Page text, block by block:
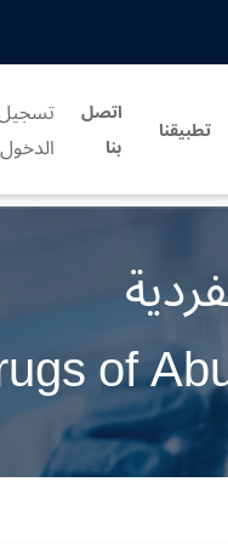
تطبيقنا
اتصل
بنا
الدخول
of